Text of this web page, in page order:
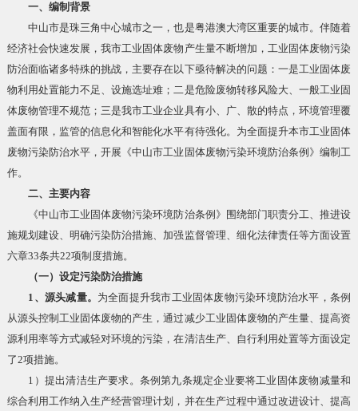
一、编制背景
中山市是珠三角中心城市之一，也是粤港澳大湾区重要的城市。伴随着
经济社会快速发展，我市工业固体废物产生量不断增加，工业固体废物污染
防治面临诸多特殊的挑战，主要存在以下亟待解决的问题：一是工业固体废
物利用处置能力不足、设施选址难；二是危险废物转移风险大、一般工业固
体废物管理不规范；三是我市工业企业具有小、广、散的特点，环境管理覆
盖面有限，监管的信息化和智能化水平有待强化。为全面提升本市工业固体
废物污染防治水平，开展《中山市工业固体废物污染环境防治条例》编制工
作。
二、主要内容
《中山市工业固体废物污染环境防治条例》围绕部门职责分工、推进设
施规划建设、明确污染防治措施、加强监督管理、细化法律责任等方面设置
六章33条共22项制度措施。
（一）设定污染防治措施
1、源头减量。 为全面提升我市工业固体废物污染环境防治水平，条例
从源头控制工业固体废物的产生，通过减少工业固体废物的产生量、提高资
源利用率等方式减轻对环境的污染，在清洁生产、自行利用处置等方面设定
了2项措施。
1）提出清洁生产要求。条例第九条规定企业要将工业固体废物减量和
综合利用工作纳入生产经营管理计划，并在生产过程中通过改进设计、提高